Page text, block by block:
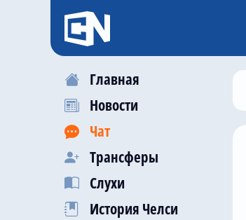
Главная
Новости
Чат
Трансферы
Слухи
История Челси